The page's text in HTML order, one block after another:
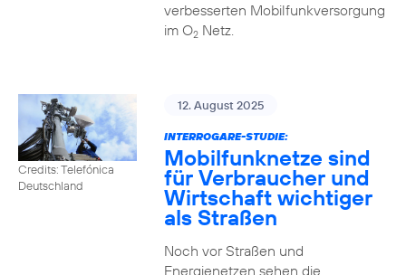
verbesserten Mobilfunkversorgung
im O2Netz.
Credits: Telefónica
Deutschland
12. August 2025
INTERROGARE-STUDIE:
Mobilfunknetze sind
für Verbraucher und
Wirtschaft wichtiger
als Straßen
Noch vor Straßen und
Energienetzen sehen die